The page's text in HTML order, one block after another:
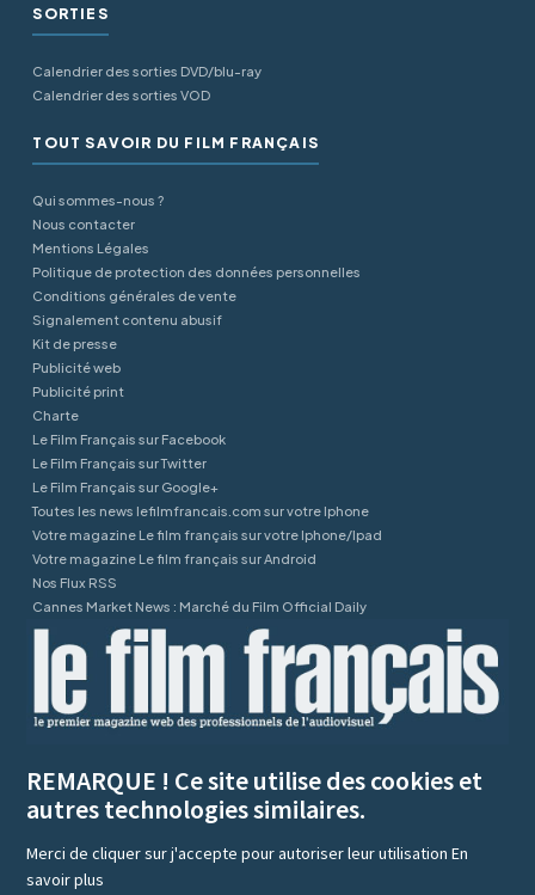
SORTIES
Calendrier des sorties DVD/blu-ray
Calendrier des sorties VOD
TOUT SAVOIR DU FILM FRANÇAIS
Qui sommes-nous ?
Nous contacter
Mentions Légales
Politique de protection des données personnelles
Conditions générales de vente
Signalement contenu abusif
Kit de presse
Publicité web
Publicité print
Charte
Le Film Français sur Facebook
Le Film Français sur Twitter
Le Film Français sur Google+
Toutes les news lefilmfrancais.com sur votre Iphone
Votre magazine Le film français sur votre Iphone/Ipad
Votre magazine Le film français sur Android
Nos Flux RSS
Cannes Market News : Marché du Film Official Daily
REMARQUE ! Ce site utilise des cookies et
autres technologies similaires.
Merci de cliquer sur j'accepte pour autoriser leur utilisationEn
savoir plus